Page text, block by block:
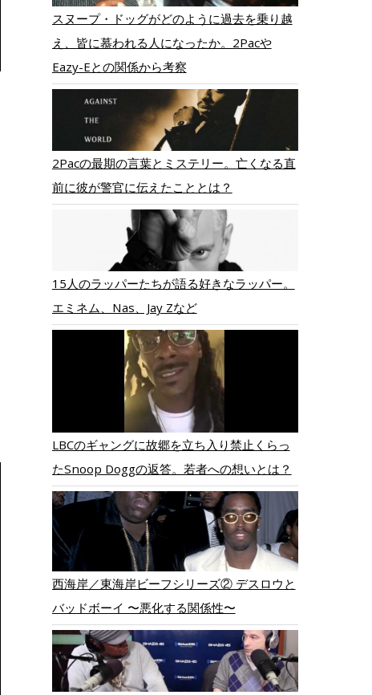
スヌープ・ドッグがどのように過去を乗り越
え、皆に慕われる人になったか。2Pacや
Eazy-Eとの関係から考察
2Pacの最期の言葉とミステリー。亡くなる直
前に彼が警官に伝えたこととは？
15人のラッパーたちが語る好きなラッパー。
エミネム、Nas、Jay Zなど
LBCのギャングに故郷を立ち入り禁止くらっ
たSnoop Doggの返答。若者への想いとは？
西海岸／東海岸ビーフシリーズ② デスロウと
バッドボーイ 〜悪化する関係性〜